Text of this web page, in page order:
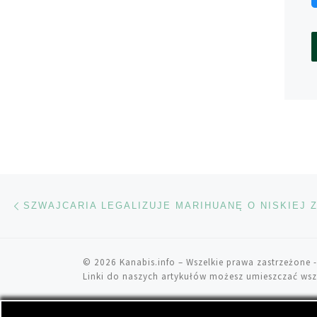
Nawigacja wpisu
© 2026 Kanabis.info – Wszelkie prawa zastrzeżone
Linki do naszych artykułów możesz umieszczać